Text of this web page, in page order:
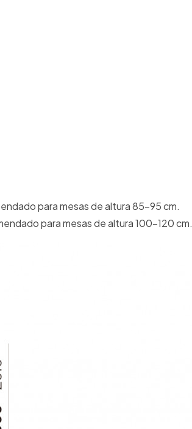
para mesas de altura 85-95 cm.
para mesas de altura 100-120 cm.